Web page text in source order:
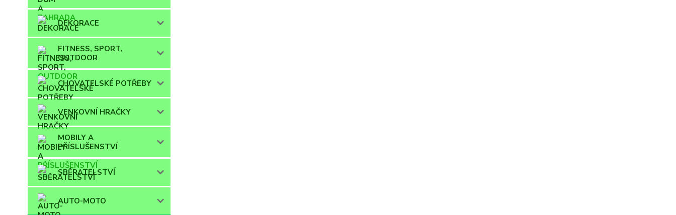
DEKORACE
FITNESS, SPORT,
OUTDOOR
CHOVATELSKÉ POTŘEBY
VENKOVNÍ HRAČKY
MOBILY A
PŘÍSLUŠENSTVÍ
SBĚRATELSTVÍ
AUTO-MOTO